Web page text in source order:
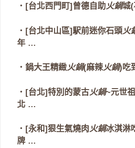
‧ [台北西門町]曾德自助火鍋城
‧ [台北中山區]駅前迷你石頭火
年 …
‧ 鍋大王精緻火鍋(麻辣火鍋)吃
‧ [台北]特別的蒙古火鍋~元世
北 …
‧ [永和]狠生氣燒肉火鍋冰淇淋
牌 …